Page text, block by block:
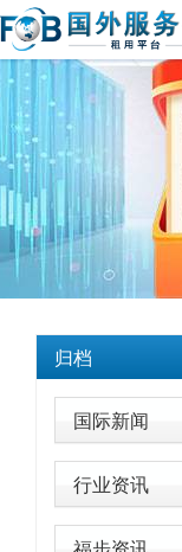
归档
国际新闻
行业资讯